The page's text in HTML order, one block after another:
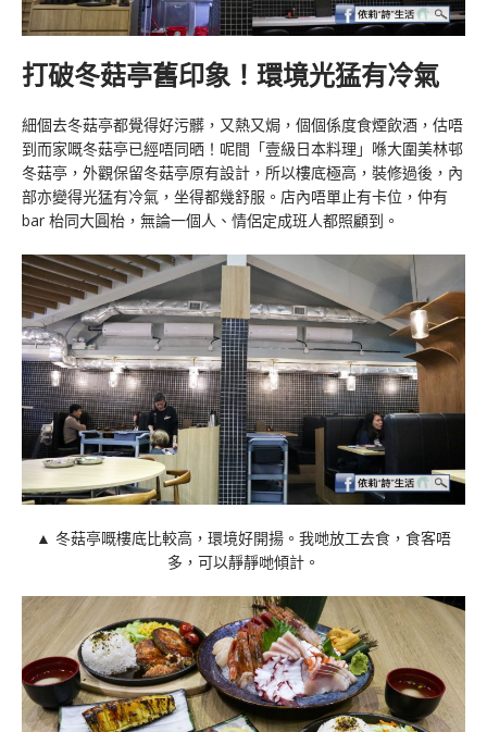
打破冬菇亭舊印象！環境光猛有冷氣
細個去冬菇亭都覺得好污髒，又熱又焗，個個係度食煙飲酒，估唔
到而家嘅冬菇亭已經唔同晒！呢間「壹級日本料理」喺大圍美林邨
冬菇亭，外觀保留冬菇亭原有設計，所以樓底極高，裝修過後，內
部亦變得光猛有冷氣，坐得都幾舒服。店內唔單止有卡位，仲有
bar 枱同大圓枱，無論一個人、情侶定成班人都照顧到。
▲ 冬菇亭嘅樓底比較高，環境好開揚。我哋放工去食，食客唔
多，可以靜靜哋傾計。